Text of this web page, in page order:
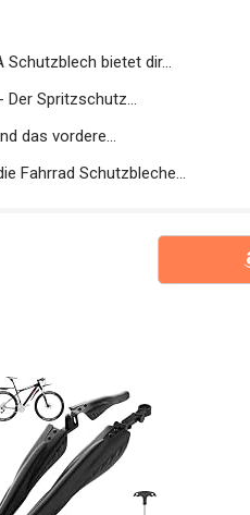
Schutzblech bietet dir...
Der Spritzschutz...
das vordere...
Fahrrad Schutzbleche...